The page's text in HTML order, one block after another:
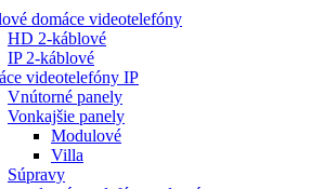
domáce videotelefóny
HD 2-káblové
IP 2-káblové
videotelefóny IP
Vnútorné panely
Vonkajšie panely
Modulové
Villa
Súpravy